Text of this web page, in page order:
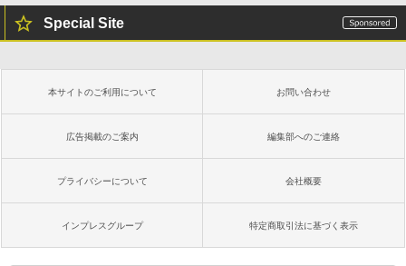
Special Site
本サイトのご利用について お問い合わせ
広告掲載のご案内 編集部へのご連絡
プライバシーについて 会社概要
インプレスグループ 特定商取引法に基づく表示